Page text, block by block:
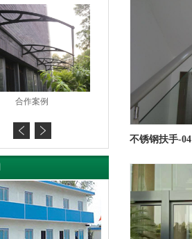
合作案例 合作案例
不锈钢扶手-04